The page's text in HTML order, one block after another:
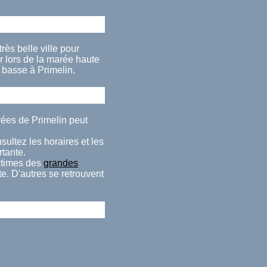
belle ville pour
lors de la marée haute
à Primelin.
de Primelin peut
les horaires et les
des grandes
D'autres se retrouvent